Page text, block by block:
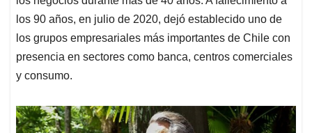
los 90 años, en julio de 2020, dejó establecido uno de
los grupos empresariales más importantes de Chile con
presencia en sectores como banca, centros comerciales
y consumo.